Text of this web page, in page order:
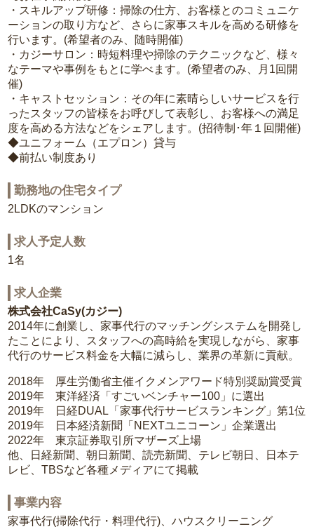
・スキルアップ研修：掃除の仕方、お客様とのコミュニケ
ーションの取り方など、さらに家事スキルを高める研修を
行います。(希望者のみ、随時開催)
・カジーサロン：時短料理や掃除のテクニックなど、様々
なテーマや事例をもとに学べます。(希望者のみ、月1回開
催)
・キャストセッション：その年に素晴らしいサービスを行
ったスタッフの皆様をお呼びして表彰し、お客様への満足
度を高める方法などをシェアします。(招待制･年１回開催)
◆ユニフォーム（エプロン）貸与
◆前払い制度あり
勤務地の住宅タイプ
2LDKのマンション
求人予定人数
1名
求人企業
株式会社CaSy(カジー)
2014年に創業し、家事代行のマッチングシステムを開発し
たことにより、スタッフへの高時給を実現しながら、家事
代行のサービス料金を大幅に減らし、業界の革新に貢献。
2018年 厚生労働省主催イクメンアワード特別奨励賞受賞
2019年 東洋経済「すごいベンチャー100」に選出
2019年 日経DUAL「家事代行サービスランキング」第1位
2019年 日本経済新聞「NEXTユニコーン」企業選出
2022年 東京証券取引所マザーズ上場
他、日経新聞、朝日新聞、読売新聞、テレビ朝日、日本テ
レビ、TBSなど各種メディアにて掲載
事業内容
家事代行(掃除代行・料理代行)、ハウスクリーニング